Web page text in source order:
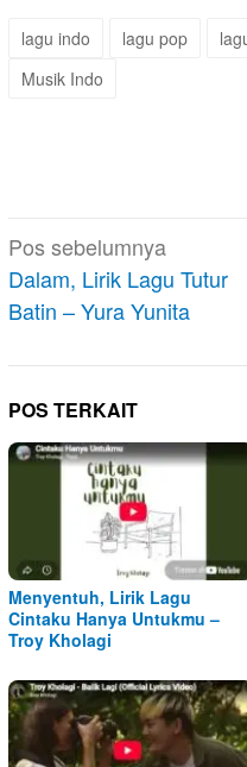
lagu indo lagu pop
Musik Indo
Navigasi
pos
Pos sebelumnya
Dalam, Lirik Lagu Tutur
Batin – Yura Yunita
POS TERKAIT
Menyentuh, Lirik Lagu
Cintaku Hanya Untukmu –
Troy Kholagi